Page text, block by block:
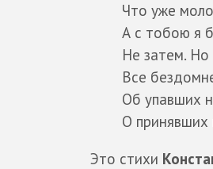
Что уже
А с тобою я
Не затем. Но
Все
Об упавших
О принявших
Это стихи